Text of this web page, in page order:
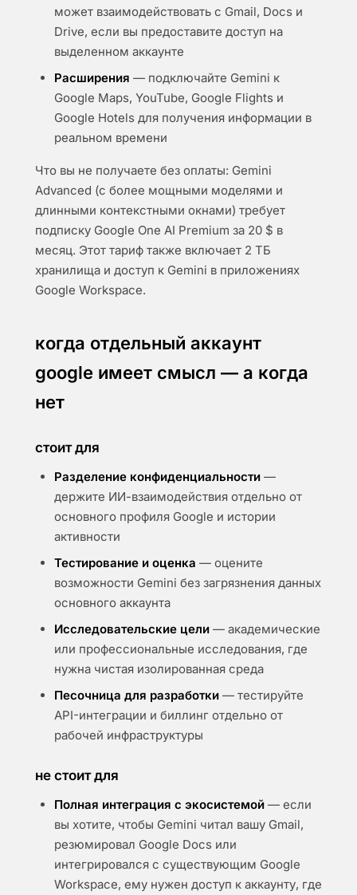
может взаимодействовать с Gmail, Docs и
Drive, если вы предоставите доступ на
выделенном аккаунте
Расширения — подключайте Gemini к
Google Maps, YouTube, Google Flights и
Google Hotels для получения информации в
реальном времени
Что вы не получаете без оплаты: Gemini
Advanced (с более мощными моделями и
длинными контекстными окнами) требует
подписку Google One AI Premium за 20 $ в
месяц. Этот тариф также включает 2 ТБ
хранилища и доступ к Gemini в приложениях
Google Workspace.
когда отдельный аккаунт
google имеет смысл — а когда
нет
стоит для
Разделение конфиденциальности —
держите ИИ-взаимодействия отдельно от
основного профиля Google и истории
активности
Тестирование и оценка — оцените
возможности Gemini без загрязнения данных
основного аккаунта
Исследовательские цели — академические
или профессиональные исследования, где
нужна чистая изолированная среда
Песочница для разработки — тестируйте
API-интеграции и биллинг отдельно от
рабочей инфраструктуры
не стоит для
Полная интеграция с экосистемой — если
вы хотите, чтобы Gemini читал вашу Gmail,
резюмировал Google Docs или
интегрировался с существующим Google
Workspace, ему нужен доступ к аккаунту, где